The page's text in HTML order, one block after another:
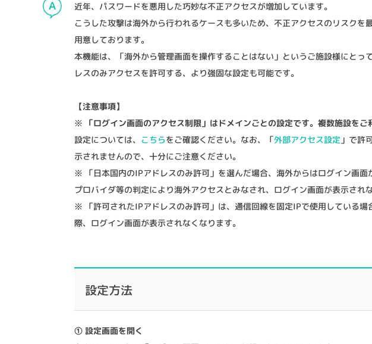
近年、パスワードを悪用した巧妙な不正アクセスが増加しています。
こうした攻撃は海外から行われるケースも多いため、不正アクセスのリスク
用意しております。
本機能は、「海外から管理画面を操作することはない」というご施設様にと
レスのみアクセスを許可する、より強固な設定も可能です。
【注意事項】
※
「ログイン画面のアクセス制限」はドメインごとの設定です。複数施設を
設定については、 こちらをご確認ください。なお、「外部アクセス設定 」で許
示されませんので、十分にご注意ください。
※ 「日本国内のIPアドレスのみ許可」を選んだ場合、海外からはログイン画
プロバイダ等の判定により海外アクセスとみなされ、ログイン画面が表示され
※ 「許可されたIPアドレスのみ許可」は、通信回線を固定IPで使用している
際、ログイン画面が表示されなくなります。
設定方法
① 設定画面を開く